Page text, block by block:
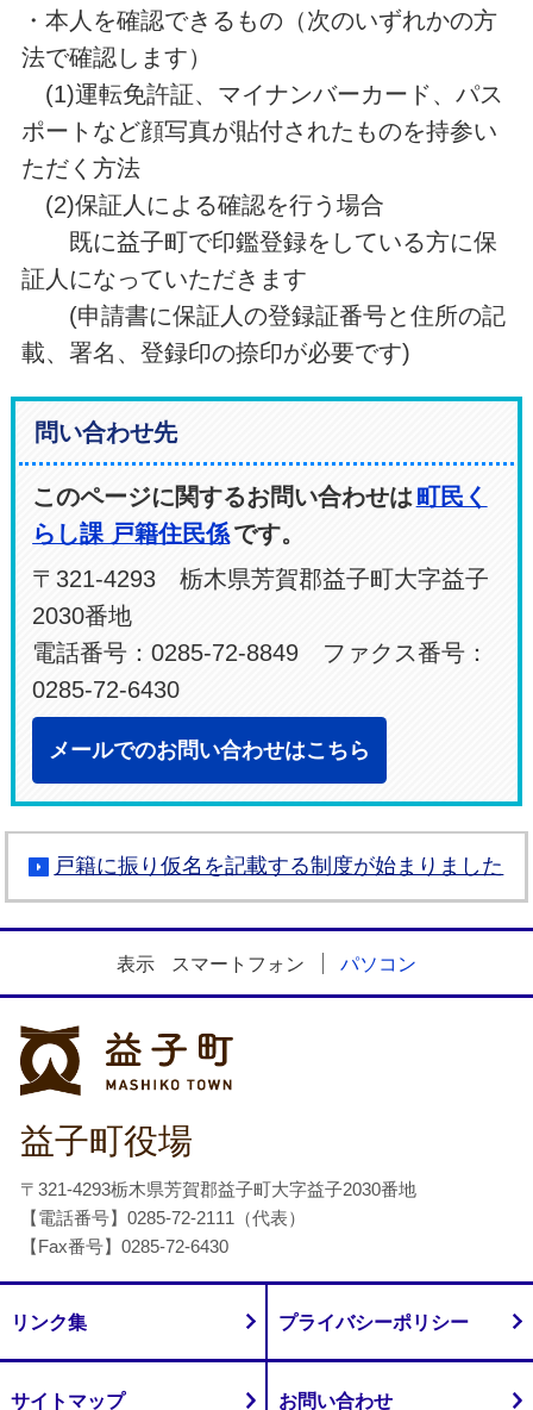
・本人を確認できるもの（次のいずれかの方
法で確認します）
(1)運転免許証、マイナンバーカード、パス
ポートなど顔写真が貼付されたものを持参い
ただく方法
(2)保証人による確認を行う場合
既に益子町で印鑑登録をしている方に保
証人になっていただきます
(申請書に保証人の登録証番号と住所の記
載、署名、登録印の捺印が必要です)
問い合わせ先
このページに関するお問い合わせは町民く
らし課 戸籍住民係です。
〒321-4293 栃木県芳賀郡益子町大字益子
2030番地
電話番号：0285-72-8849 ファクス番号：
0285-72-6430
メールでのお問い合わせはこちら
戸籍に振り仮名を記載する制度が始まりました
表示 スマートフォン パソコン
益子町役場
〒321-4293栃木県芳賀郡益子町大字益子2030番地
【電話番号】0285-72-2111（代表）
【Fax番号】0285-72-6430
リンク集 プライバシーポリシー
サイトマップ お問い合わせ